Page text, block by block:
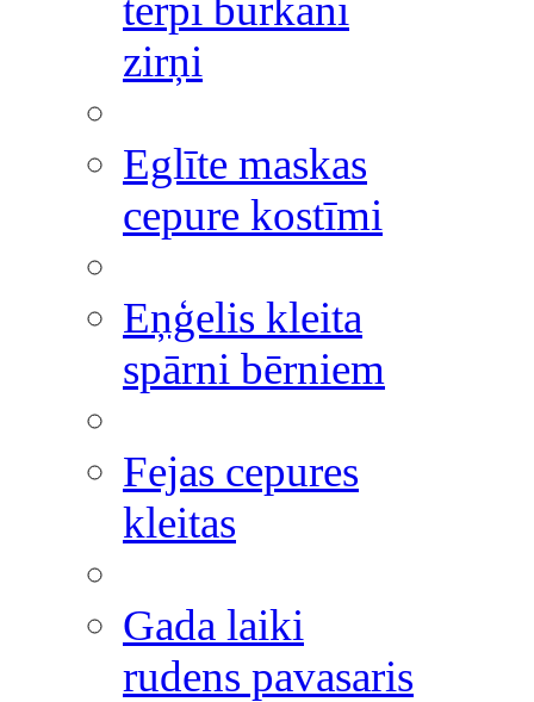
tērpi burkāni
zirņi
Eglīte maskas
cepure kostīmi
Eņģelis kleita
spārni bērniem
Fejas cepures
kleitas
Gada laiki
rudens pavasaris